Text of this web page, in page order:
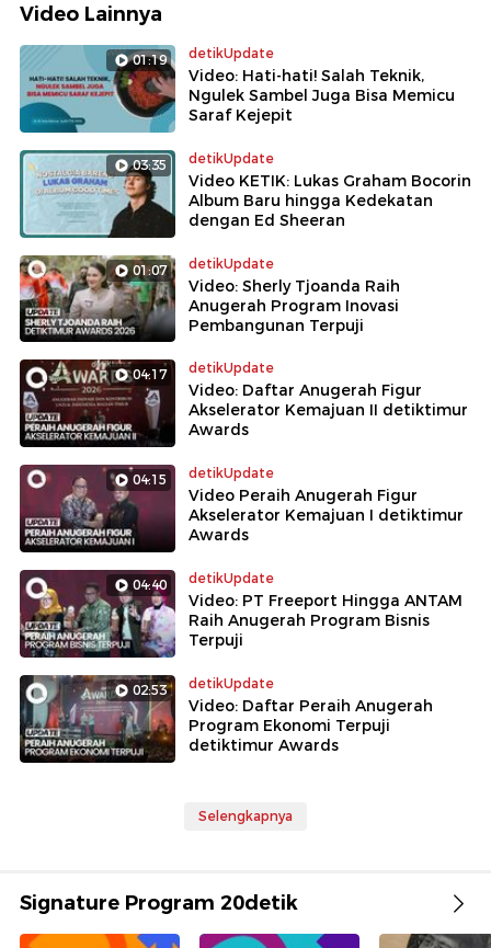
Video Lainnya
01:19 detikUpdate
Video: Hati-hati! Salah Teknik,
Ngulek Sambel Juga Bisa Memicu
Saraf Kejepit
03:35 detikUpdate
Video KETIK: Lukas Graham Bocorin
Album Baru hingga Kedekatan
dengan Ed Sheeran
01:07 detikUpdate
Video: Sherly Tjoanda Raih
Anugerah Program Inovasi
Pembangunan Terpuji
04:17 detikUpdate
Video: Daftar Anugerah Figur
Akselerator Kemajuan II detiktimur
Awards
04:15 detikUpdate
Video Peraih Anugerah Figur
Akselerator Kemajuan I detiktimur
Awards
04:40 detikUpdate
Video: PT Freeport Hingga ANTAM
Raih Anugerah Program Bisnis
Terpuji
02:53 detikUpdate
Video: Daftar Peraih Anugerah
Program Ekonomi Terpuji
detiktimur Awards
Selengkapnya
Signature Program 20detik